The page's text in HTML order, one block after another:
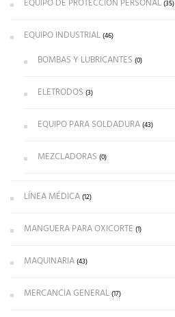
(35)
EQUIPO INDUSTRIAL(46)
BOMBAS Y LUBRICANTES (0)
ELETRODOS (3)
EQUIPO PARA SOLDADURA(43)
MEZCLADORAS (0)
LÍNEA MÉDICA(12)
MANGUERA PARA OXICORTE (1)
MAQUINARIA(43)
MERCANCIA GENERAL(17)